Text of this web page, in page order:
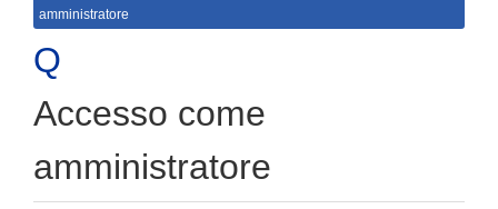
amministratore
Accesso come
amministratore